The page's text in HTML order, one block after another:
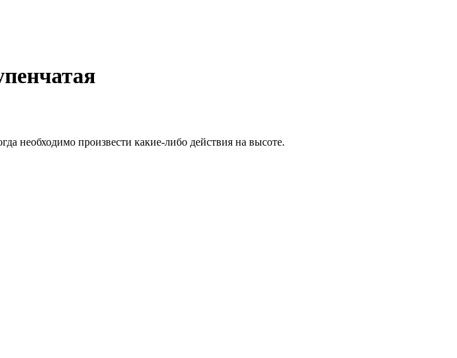
необходимо произвести какие-либо действия на высоте.